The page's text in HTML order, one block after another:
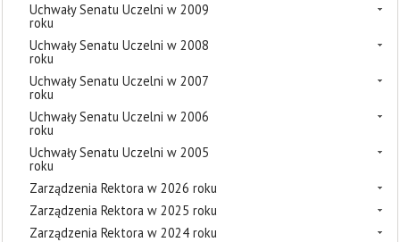
Uchwały Senatu Uczelni w 2009
roku
Uchwały Senatu Uczelni w 2008
roku
Uchwały Senatu Uczelni w 2007
roku
Uchwały Senatu Uczelni w 2006
roku
Uchwały Senatu Uczelni w 2005
roku
Zarządzenia Rektora w 2026 roku
Zarządzenia Rektora w 2025 roku
Zarządzenia Rektora w 2024 roku